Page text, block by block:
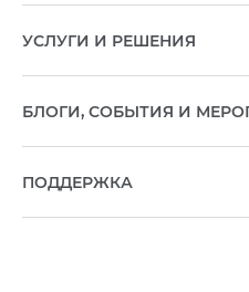
УСЛУГИ И РЕШЕНИЯ
БЛОГИ, СОБЫТИЯ И
ПОДДЕРЖКА